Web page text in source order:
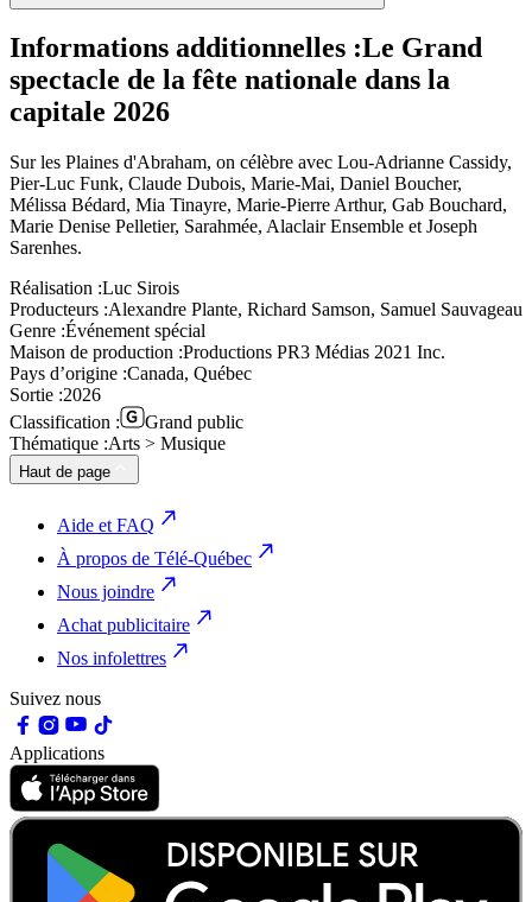
Informations additionnelles :Le Grand
spectacle de la fête nationale dans la
capitale 2026
Sur les Plaines d'Abraham, on célèbre avec Lou-Adrianne Cassidy,
Pier-Luc Funk, Claude Dubois, Marie-Mai, Daniel Boucher,
Mélissa Bédard, Mia Tinayre, Marie-Pierre Arthur, Gab Bouchard,
Marie Denise Pelletier, Sarahmée, Alaclair Ensemble et Joseph
Sarenhes.
Réalisation :Luc Sirois
Producteurs :Alexandre Plante, Richard Samson, Samuel Sauvageau
Genre :Événement spécial
Maison de production :Productions PR3 Médias 2021 Inc.
Pays d’origine :Canada, Québec
Sortie :2026
Classification :
Grand public
Thématique :Arts > Musique
Haut de page
Aide et FAQ
À propos de Télé-Québec
Nous joindre
Achat publicitaire
Nos infolettres
Suivez nous
Applications